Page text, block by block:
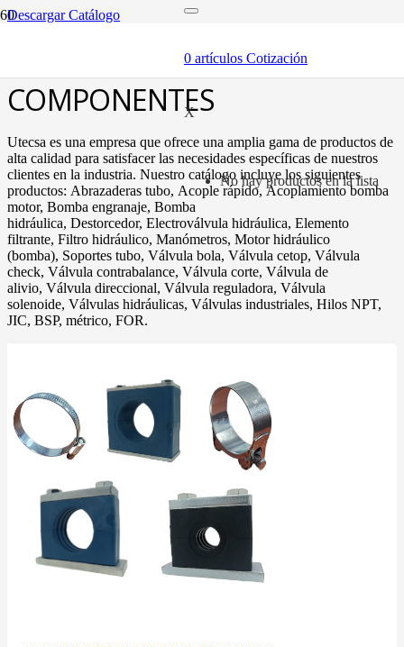
0 artículos Cotización
X
No hay productos en la lista
Descargar Catálogo
COMPONENTES
Utecsa es una empresa que ofrece una amplia gama de productos de
alta calidad para satisfacer las necesidades específicas de nuestros
clientes en la industria. Nuestro catálogo incluye los siguientes
productos: Abrazaderas tubo, Acople rápido, Acoplamiento bomba
motor, Bomba engranaje, Bomba
hidráulica, Destorcedor, Electroválvula hidráulica, Elemento
filtrante, Filtro hidráulico, Manómetros, Motor hidráulico
(bomba), Soportes tubo, Válvula bola, Válvula cetop, Válvula
check, Válvula contrabalance, Válvula corte, Válvula de
alivio, Válvula direccional, Válvula reguladora, Válvula
solenoide, Válvulas hidráulicas, Válvulas industriales, Hilos NPT,
JIC, BSP, métrico, FOR.